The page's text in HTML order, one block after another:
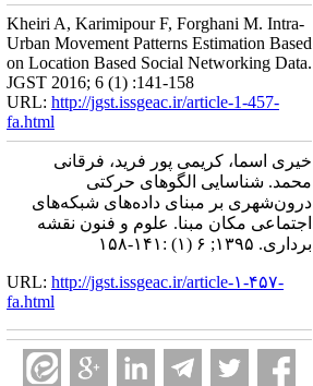
Kheiri A, Karimipour F, Forghani M. Intra-
Urban Movement Patterns Estimation Based
on Location Based Social Networking Data.
JGST 2016; 6 (1) :141-158
URL: http://jgst.issgeac.ir/article-1-457-
fa.html
خیری اسما، کریمی پور فرید، فرقانی
محمد. شناسایی الگوهای حرکتی
درون‌شهری بر مبنای داده‌های شبکه‌های
اجتماعی مکان مبنا. علوم و فنون نقشه
برداری. ۱۳۹۵; ۶ (۱) :۱۴۱-۱۵۸
URL: http://jgst.issgeac.ir/article-۱-۴۵۷-
fa.html